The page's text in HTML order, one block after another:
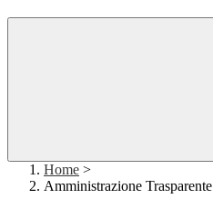
Home >
Amministrazione Trasparente